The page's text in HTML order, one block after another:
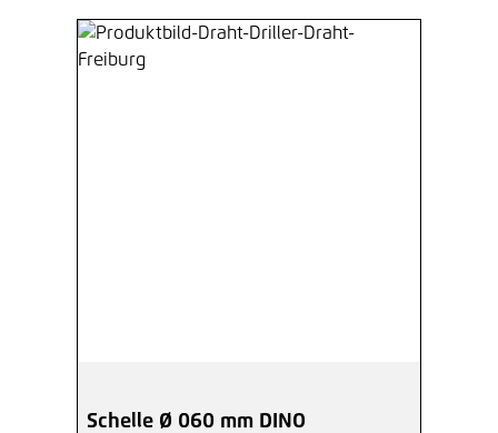
Schelle Ø 060 mm DINO